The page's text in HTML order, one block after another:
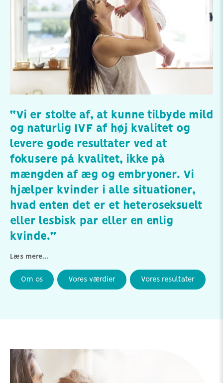
“Vi er stolte af, at kunne tilbyde mild
og naturlig IVF af høj kvalitet og
levere gode resultater ved at
fokusere på kvalitet, ikke på
mængden af æg og embryoner. Vi
hjælper kvinder i alle situationer,
hvad enten det er et heteroseksuelt
eller lesbisk par eller en enlig
kvinde.“
Læs mere...
Om os Vores værdier Vores resultater